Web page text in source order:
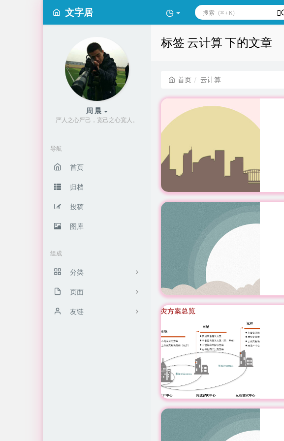
文字居
周 晨
严人之心严己，宽己之心宽人。
导航
首页
归档
投稿
图库
组成
分类
10
36
页面
归档栏
友链
标签 云计算 下的文章
首页 云计算